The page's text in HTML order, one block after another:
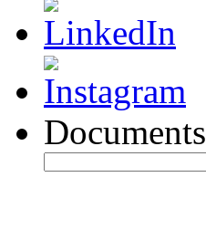
Documents